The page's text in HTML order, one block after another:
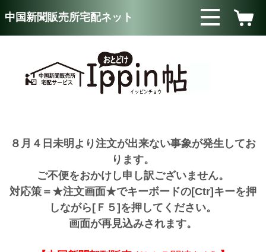
中国新聞販売所宅配ネット
<
８月４日未明より注文が出来ない事象が発生してお
ります。
ご不便をおかけし申し訳ございません。
対応策＝★注文画面★でキーボードの[Ctr]キーを押
しながら[Ｆ５]を押してください。
画面が再見込みされます。